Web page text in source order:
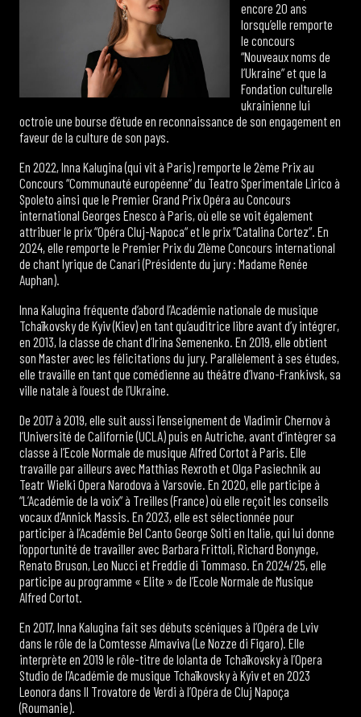
encore 20 ans
lorsqu’elle remporte
le concours
“Nouveaux noms de
l’Ukraine” et que la
Fondation culturelle
ukrainienne lui
octroie une bourse d’étude en reconnaissance de son engagement en
faveur de la culture de son pays.
En 2022, Inna Kalugina (qui vit à Paris) remporte le 2ème Prix au
Concours “Communauté européenne” du Teatro Sperimentale Lirico à
Spoleto ainsi que le Premier Grand Prix Opéra au Concours
international Georges Enesco à Paris, où elle se voit également
attribuer le prix “Opéra Cluj-Napoca“ et le prix “Catalina Cortez“. En
2024, elle remporte le Premier Prix du 21ème Concours international
de chant lyrique de Canari (Présidente du jury : Madame Renée
Auphan).
Inna Kalugina fréquente d’abord l’Académie nationale de musique
Tchaïkovsky de Kyiv (Kiev) en tant qu’auditrice libre avant d’y intégrer,
en 2013, la classe de chant d’Irina Semenenko. En 2019, elle obtient
son Master avec les félicitations du jury. Parallèlement à ses études,
elle travaille en tant que comédienne au théâtre d’Ivano-Frankivsk, sa
ville natale à l’ouest de l’Ukraine.
De 2017 à 2019, elle suit aussi l’enseignement de Vladimir Chernov à
l’Université de Californie (UCLA) puis en Autriche, avant d’intègrer sa
classe à l’Ecole Normale de musique Alfred Cortot à Paris. Elle
travaille par ailleurs avec Matthias Rexroth et Olga Pasiechnik au
Teatr Wielki Opera Narodova à Varsovie. En 2020, elle participe à
“L’Académie de la voix” à Treilles (France) où elle reçoit les conseils
vocaux d’Annick Massis. En 2023, elle est sélectionnée pour
participer à l’Académie Bel Canto George Solti en Italie, qui lui donne
l’opportunité de travailler avec Barbara Frittoli, Richard Bonynge,
Renato Bruson, Leo Nucci et Freddie di Tommaso. En 2024/25, elle
participe au programme « Elite » de l’Ecole Normale de Musique
Alfred Cortot.
En 2017, Inna Kalugina fait ses débuts scéniques à l’Opéra de Lviv
dans le rôle de la Comtesse Almaviva (Le Nozze di Figaro). Elle
interprète en 2019 le rôle-titre de Iolanta de Tchaïkovsky à l’Opera
Studio de l’Académie de musique Tchaïkovsky à Kyiv et en 2023
Leonora dans Il Trovatore de Verdi à l’Opéra de Cluj Napoça
(Roumanie).